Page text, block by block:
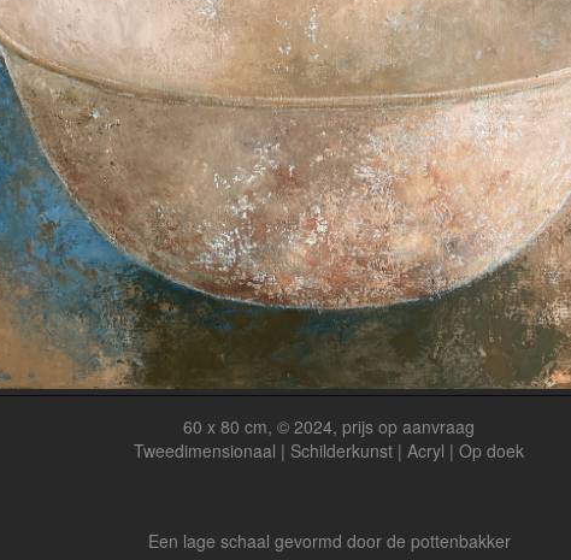
60 x 80 cm, © 2024, prijs op aanvraag
Tweedimensionaal | Schilderkunst | Acryl | Op doek
Een lage schaal gevormd door de pottenbakker